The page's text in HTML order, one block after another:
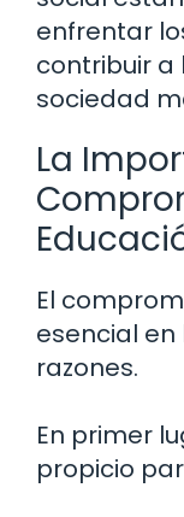
enfrentar
contribuir a
sociedad
La
El
esencial
razones.
En primer
propicio